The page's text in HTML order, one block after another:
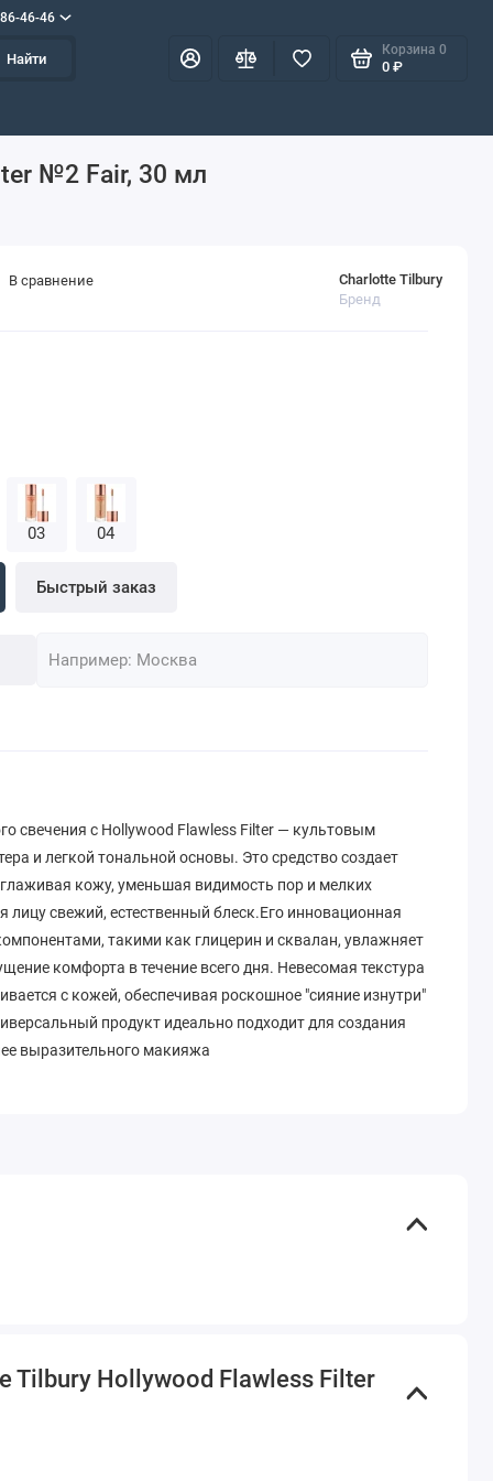
46-46
Найти
Корзина 0
0 ₽
№2 Fair, 30 мл
Charlotte Tilbury
Бренд
03 04
Быстрый заказ
В сравнение
свечения с Hollywood Flawless Filter — культовым
и легкой тональной основы. Это средство создает
кожу, уменьшая видимость пор и мелких
свежий, естественный блеск.Его инновационная
такими как глицерин и сквалан, увлажняет
комфорта в течение всего дня. Невесомая текстура
с кожей, обеспечивая роскошное "сияние изнутри"
продукт идеально подходит для создания
выразительного макияжа
Hollywood Flawless Filter